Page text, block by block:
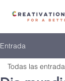
Entrada
Todas las